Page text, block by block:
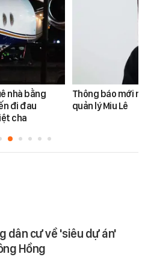
nhà bằng
đi đau
cha
Thông báo mới
quản lý Miu Lê
dân cư về 'siêu dự án'
Hồng